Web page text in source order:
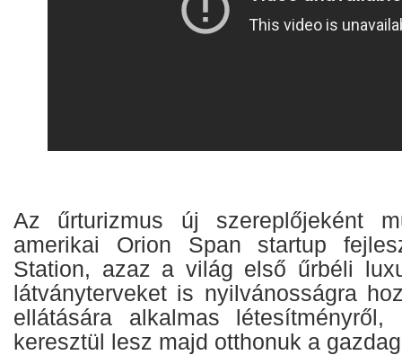
Az űrturizmus új szereplőjeként
amerikai Orion Span startup
Station, azaz a világ első űrbéli
látványterveket is nyilvánosságra
ellátására alkalmas
keresztül lesz majd otthonuk a